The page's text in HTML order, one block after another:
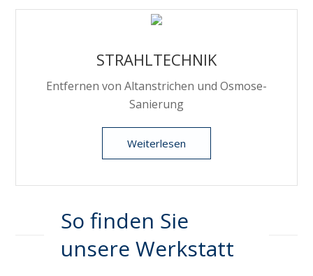
STRAHLTECHNIK
Entfernen von Altanstrichen und Osmose-
Sanierung
Weiterlesen
So finden Sie
unsere Werkstatt